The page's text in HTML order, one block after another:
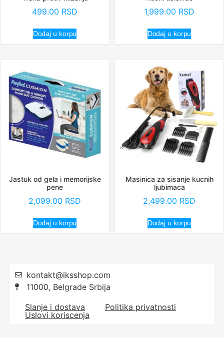
499.00 RSD
Dodaj u korpu
1,999.00 RSD
Dodaj u korpu
Jastuk od gela i memorijske
pene
2,099.00 RSD
Dodaj u korpu
Masinica za sisanje kucnih
ljubimaca
2,499.00 RSD
Dodaj u korpu
kontakt@iksshop.com
11000, Belgrade Srbija
Slanje i dostava
Politika privatnosti
Uslovi koriscenja